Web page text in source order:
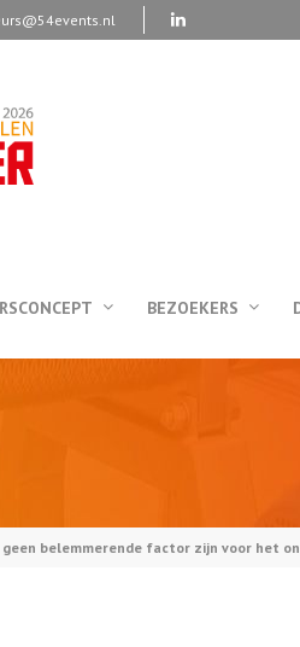
BEZOEKERS
belemmerende factor zijn voor het